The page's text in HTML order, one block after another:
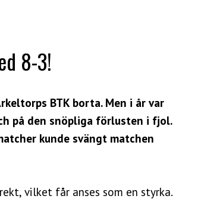
8-3!
BTK borta. Men i år var
på den snöpliga förlusten i fjol.
kunde svängt matchen
vilket får anses som en styrka.